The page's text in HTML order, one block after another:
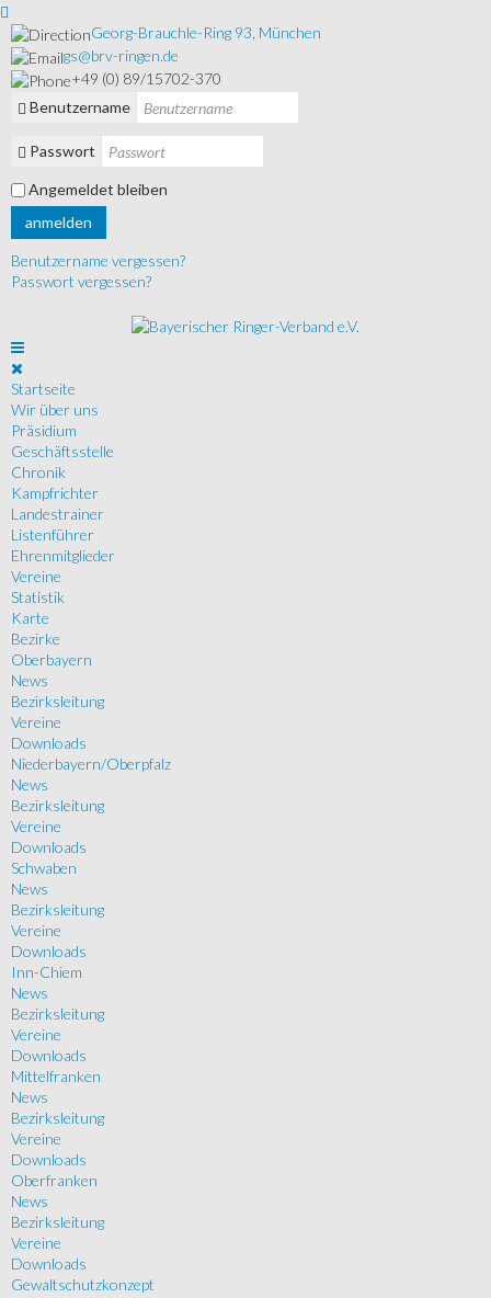
Georg-Brauchle-Ring 93, München
gs@brv-ringen.de
+49 (0) 89/15702-370
Benutzername
Passwort
Angemeldet bleiben
anmelden
Benutzername vergessen?
Passwort vergessen?
Startseite
Wir über uns
Präsidium
Geschäftsstelle
Chronik
Kampfrichter
Landestrainer
Listenführer
Ehrenmitglieder
Vereine
Statistik
Karte
Bezirke
Oberbayern
News
Bezirksleitung
Vereine
Downloads
Niederbayern/Oberpfalz
News
Bezirksleitung
Vereine
Downloads
Schwaben
News
Bezirksleitung
Vereine
Downloads
Inn-Chiem
News
Bezirksleitung
Vereine
Downloads
Mittelfranken
News
Bezirksleitung
Vereine
Downloads
Oberfranken
News
Bezirksleitung
Vereine
Downloads
Gewaltschutzkonzept